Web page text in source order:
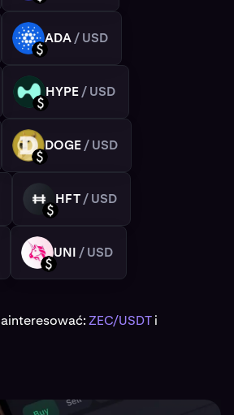
ADA
USD
ADA/ USD
HYPE
USD
HYPE/ USD
DOGE
USD
DOGE/ USD
HFT
USD
HFT/ USD
UNI
USD
UNI / USD
ZEC/USDTi